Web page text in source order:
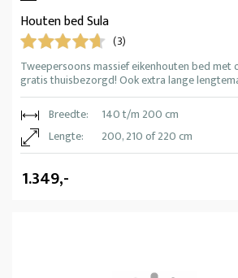
Houten bed Sula
(3)
Tweepersoons massief eikenhouten bed
gratis thuisbezorgd! Ook extra lange
Breedte:
140 t/m 200 cm
Lengte:
200, 210 of 220 cm
1.349,-